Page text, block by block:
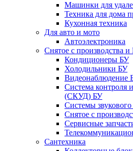
Машинки для
Техника для дома
Кухонная техника
Для авто и мото
Автоэлектроника
Снятое с производства и
Кондиционеры БУ
Холодильники БУ
Видеонаблюдение
Система контроля
(СКУД) БУ
Системы
Снятое с
Сервисные
Сантехника